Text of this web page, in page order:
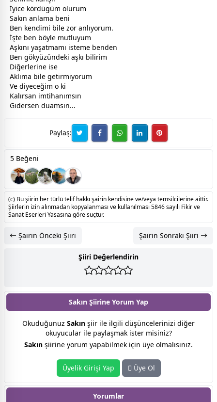
İyice kördügüm olurum
Sakın anlama beni
Ben kendimi bile zor anlıyorum.
İşte ben böyle mutluyum
Aşkını yaşatmamı isteme benden
Ben gökyüzündeki aşkı bilirim
Diğerlerine ise
Aklıma bile getirmiyorum
Ve diyeceğim o ki
Kalırsan imtihanımsın
Gidersen duamsın...
Paylaş:
5 Beğeni
(c) Bu şiirin her türlü telif hakkı şairin kendisine ve/veya temsilcilerine aittir.
Şiirlerin izin alınmadan kopyalanması ve kullanılması 5846 sayılı Fikir ve
Sanat Eserleri Yasasına göre suçtur.
Şairin Önceki Şiiri Şairin Sonraki Şiiri
Şiiri Değerlendirin
Sakın Şiirine Yorum Yap
Okuduğunuz Sakın şiir ile ilgili düşüncelerinizi diğer
okuyucular ile paylaşmak ister misiniz?
Sakın şiirine yorum yapabilmek için üye olmalısınız.
Üyelik Girişi Yap Üye Ol
Yorumlar